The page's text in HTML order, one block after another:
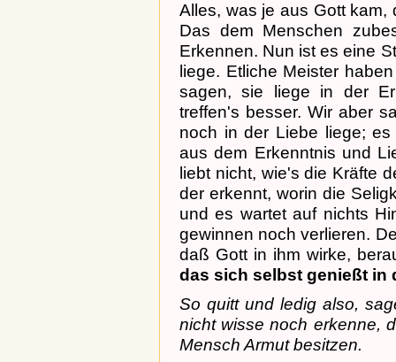
Alles, was je aus Gott kam,
Das dem Menschen
Erkennen. Nun ist es eine
liege. Etliche Meister
sagen, sie liege in der
treffen's besser. Wir aber
noch in der Liebe liege;
aus dem Erkenntnis und
liebt nicht, wie's die Kräfte
der erkennt, worin die
und es wartet auf nichts
gewinnen noch verlieren.
daß Gott in ihm wirke,
das sich selbst genießt in
So quitt und ledig also,
nicht wisse noch erkenne,
Mensch Armut besitzen.